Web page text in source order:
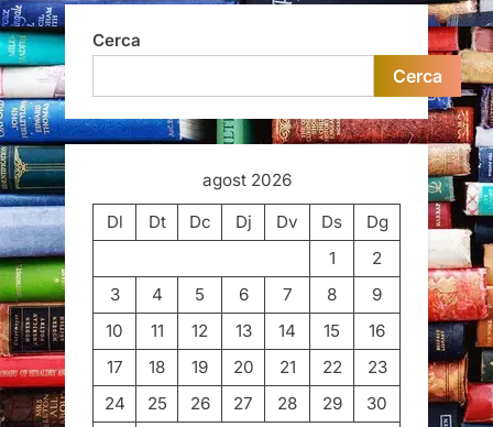
Cerca
Cerca
agost 2026
Dl
Dt Dc Dj Dv Ds
Dg
1
2
3
4 5 6 7 8
9
10
11 12 13 14 15
16
17
18 19 20 21 22
23
24
25 26 27 28 29
30